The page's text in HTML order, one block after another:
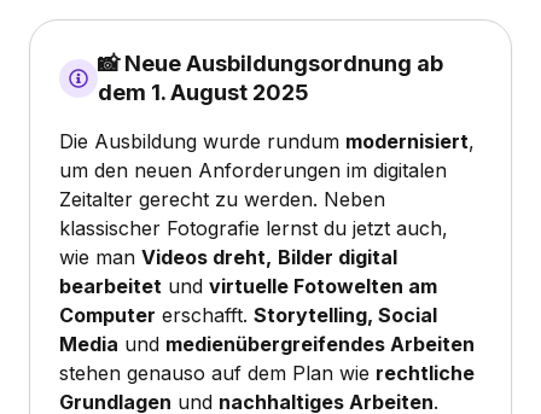
📸 Neue Ausbildungsordnung ab
dem 1. August 2025
Die Ausbildung wurde rundum modernisiert,
um den neuen Anforderungen im digitalen
Zeitalter gerecht zu werden. Neben
klassischer Fotografie lernst du jetzt auch,
wie man Videos dreht, Bilder digital
bearbeitet und virtuelle Fotowelten am
Computer erschafft. Storytelling, Social
Media und medienübergreifendes Arbeiten
stehen genauso auf dem Plan wie rechtliche
Grundlagen und nachhaltiges Arbeiten.